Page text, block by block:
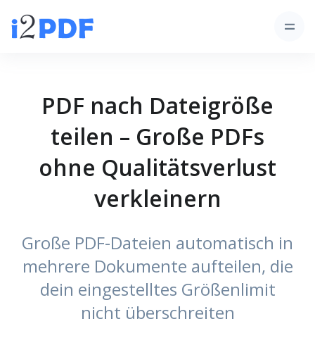
PDF nach Dateigröße
teilen – Große PDFs
ohne Qualitätsverlust
verkleinern
Große PDF-Dateien automatisch in
mehrere Dokumente aufteilen, die
dein eingestelltes Größenlimit
nicht überschreiten